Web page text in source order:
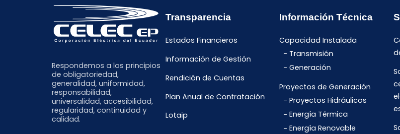
Respondemos a los principios
de obligatoriedad,
generalidad, uniformidad,
responsabilidad,
universalidad, accesibilidad,
regularidad, continuidad y
calidad.
Transparencia
Estados Financieros
Información de Gestión
Rendición de Cuentas
Plan Anual de Contratación
Lotaip
Información Técnica
Capacidad Instalada
Transmisión
Generación
Proyectos de Generación
Proyectos Hidráulicos
Energía Térmica
Energía Renovable